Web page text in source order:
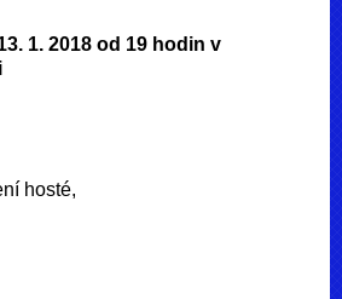
1. 2018 od 19 hodin v
hosté,